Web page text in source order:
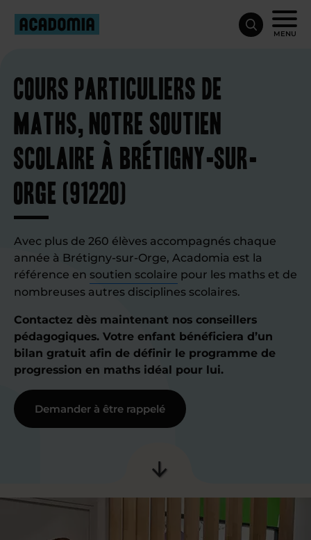
MENU
Cours particuliers de
maths, notre soutien
scolaire à Brétigny-sur-
Orge (91220)
Avec plus de 260 élèves accompagnés chaque
année à Brétigny-sur-Orge, Acadomia est la
référence en soutien scolaire pour les maths et de
nombreuses autres disciplines scolaires.
Contactez dès maintenant nos conseillers
pédagogiques. Votre enfant bénéficiera d’un
bilan gratuit afin de définir le programme de
progression en maths idéal pour lui.
Demander à être rappelé